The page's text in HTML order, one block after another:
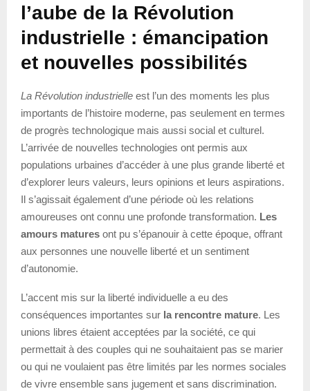
l’aube de la Révolution
industrielle : émancipation
et nouvelles possibilités
La Révolution industrielle est l’un des moments les plus
importants de l’histoire moderne, pas seulement en termes
de progrès technologique mais aussi social et culturel.
L’arrivée de nouvelles technologies ont permis aux
populations urbaines d’accéder à une plus grande liberté et
d’explorer leurs valeurs, leurs opinions et leurs aspirations.
Il s’agissait également d’une période où les relations
amoureuses ont connu une profonde transformation. Les
amours matures ont pu s’épanouir à cette époque, offrant
aux personnes une nouvelle liberté et un sentiment
d’autonomie.
L’accent mis sur la liberté individuelle a eu des
conséquences importantes sur la rencontre mature. Les
unions libres étaient acceptées par la société, ce qui
permettait à des couples qui ne souhaitaient pas se marier
ou qui ne voulaient pas être limités par les normes sociales
de vivre ensemble sans jugement et sans discrimination.